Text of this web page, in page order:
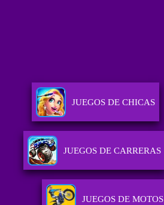
JUEGOS DE CHICAS
JUEGOS DE CARRERAS
JUEGOS DE MOTOS